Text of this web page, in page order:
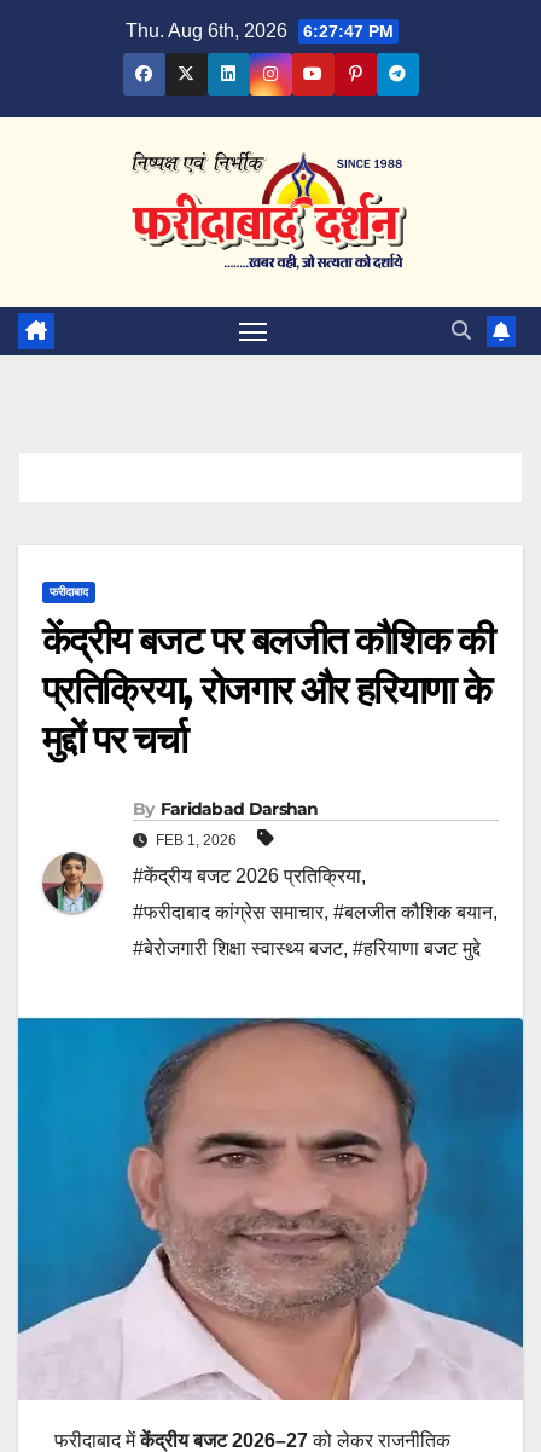
Thu. Aug 6th, 2026 6:27:48 PM
फरीदाबाद
केंद्रीय बजट पर बलजीत कौशिक की
प्रतिक्रिया, रोजगार और हरियाणा के
मुद्दों पर चर्चा
By Faridabad Darshan
FEB 1, 2026
#केंद्रीय बजट 2026 प्रतिक्रिया,
#फरीदाबाद कांग्रेस समाचार, #बलजीत कौशिक बयान,
#बेरोजगारी शिक्षा स्वास्थ्य बजट, #हरियाणा बजट मुद्दे
फरीदाबाद मेंकेंद्रीय बजट 2026–27को लेकर राजनीतिक